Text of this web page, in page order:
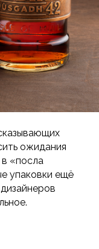
ожидания
«посла
упаковки ещё